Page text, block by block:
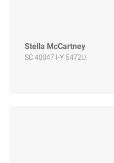
Stella McCartney
SC 40047 I-Y 5472U